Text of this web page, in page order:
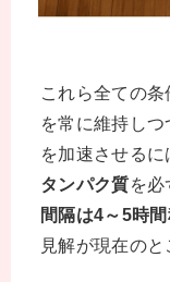
これら全ての
を常に維持し
を加速させるに
タンパク質を
間隔は4～5時
見解が現在のと